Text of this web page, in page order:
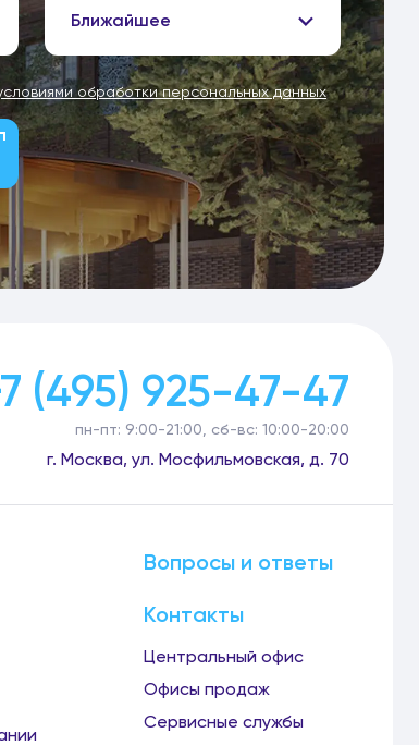
Ближайшее
обработки персональных данных
(495) 925-47-47
пн-пт: 9:00-21:00, сб-вс: 10:00-20:00
г. Москва, ул. Мосфильмовская, д. 70
Вопросы и ответы
Контакты
Центральный офис
Офисы продаж
Сервисные службы